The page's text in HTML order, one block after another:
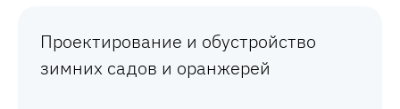
Проектирование и обустройство
зимних садов и оранжерей